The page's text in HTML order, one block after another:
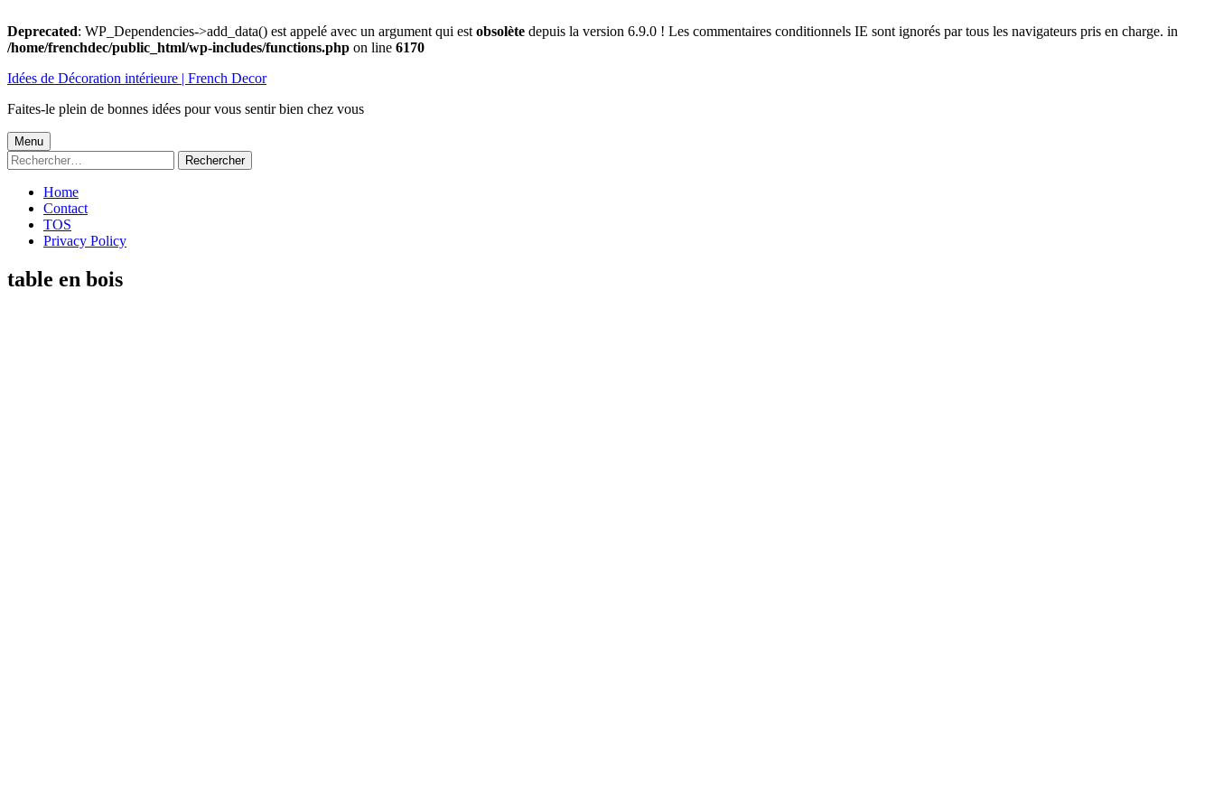
Deprecated: WP_Dependencies->add_data() est appelé avec un argument qui est obsolète depuis la version 6.9.0 ! Les commentaires conditionnels IE sont ignorés par tous les navigateurs pris en charge. in
/home/frenchdec/public_html/wp-includes/functions.php on line 6170
au
Idées de Décoration intérieure | French Decor
Faites-le plein de bonnes idées pour vous sentir bien chez vous
Menu
principal
Menu
Rechercher :
Home
Contact
TOS
Privacy Policy
table en bois